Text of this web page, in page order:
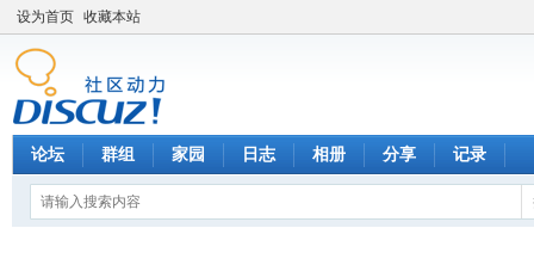
设为首页 收藏本站
论坛 群组 家园 日志 相册 分享 记录